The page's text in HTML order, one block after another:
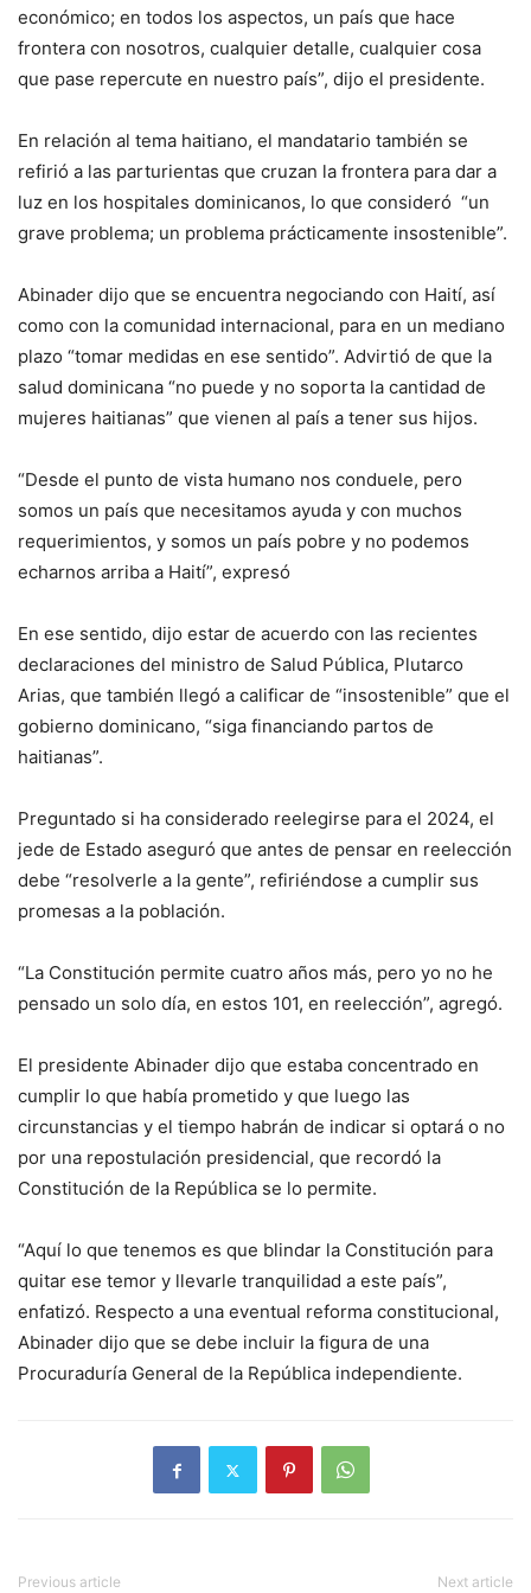
económico; en todos los aspectos, un país que hace
frontera con nosotros, cualquier detalle, cualquier cosa
que pase repercute en nuestro país”, dijo el presidente.
En relación al tema haitiano, el mandatario también se
refirió a las parturientas que cruzan la frontera para dar a
luz en los hospitales dominicanos, lo que consideró “un
grave problema; un problema prácticamente insostenible”.
Abinader dijo que se encuentra negociando con Haití, así
como con la comunidad internacional, para en un mediano
plazo “tomar medidas en ese sentido”. Advirtió de que la
salud dominicana “no puede y no soporta la cantidad de
mujeres haitianas” que vienen al país a tener sus hijos.
“Desde el punto de vista humano nos conduele, pero
somos un país que necesitamos ayuda y con muchos
requerimientos, y somos un país pobre y no podemos
echarnos arriba a Haití”, expresó
En ese sentido, dijo estar de acuerdo con las recientes
declaraciones del ministro de Salud Pública, Plutarco
Arias, que también llegó a calificar de “insostenible” que el
gobierno dominicano, “siga financiando partos de
haitianas”.
Preguntado si ha considerado reelegirse para el 2024, el
jede de Estado aseguró que antes de pensar en reelección
debe “resolverle a la gente”, refiriéndose a cumplir sus
promesas a la población.
“La Constitución permite cuatro años más, pero yo no he
pensado un solo día, en estos 101, en reelección”, agregó.
El presidente Abinader dijo que estaba concentrado en
cumplir lo que había prometido y que luego las
circunstancias y el tiempo habrán de indicar si optará o no
por una repostulación presidencial, que recordó la
Constitución de la República se lo permite.
“Aquí lo que tenemos es que blindar la Constitución para
quitar ese temor y llevarle tranquilidad a este país”,
enfatizó. Respecto a una eventual reforma constitucional,
Abinader dijo que se debe incluir la figura de una
Procuraduría General de la República independiente.
Previous article Next article